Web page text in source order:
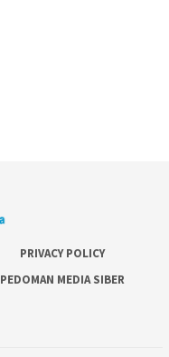
PRIVACY POLICY
PEDOMAN MEDIA SIBER